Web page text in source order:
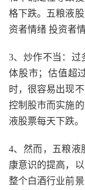
格下跌。五粮液
资者情绪 投资者
3、炒作不当：过
体股市；估值超
时，很容易出现
控制股市而实施
液股票每天下跌。
4、然而，五粮液
康意识的提高，
整个白酒行业前